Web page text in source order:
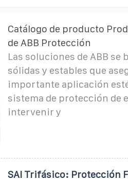
Catálogo de producto
de ABB Protección
Las soluciones de ABB
sólidas y estables que
importante aplicación
sistema de protección de
intervenir y
SAI Trifásico: Protección